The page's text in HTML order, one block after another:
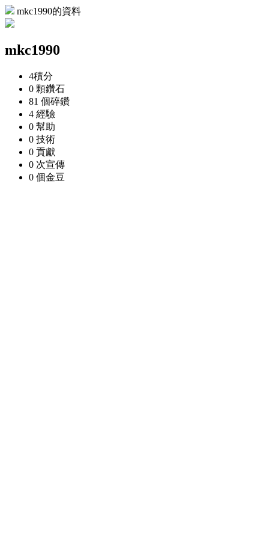
mkc1990的資料
mkc1990
4積分
0 顆鑽石
81 個碎鑽
4 經驗
0 幫助
0 技術
0 貢獻
0 次宣傳
0 個金豆